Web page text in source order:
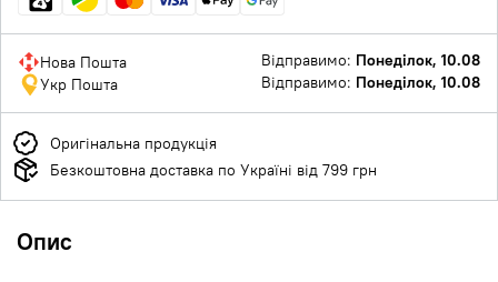
Нова Пошта Відправимо: Понеділок, 10.08
Укр Пошта
Відправимо: Понеділок, 10.08
Оригінальна продукція
Безкоштовна доставка по Україні від 799 грн
Опис